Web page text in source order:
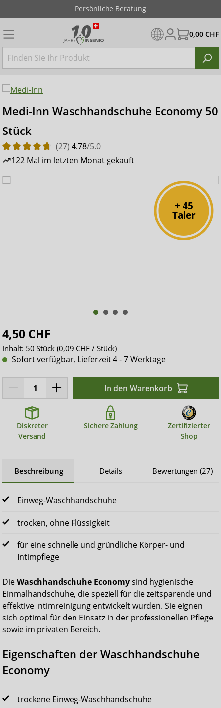
Persönliche Beratung
0,00 CHF
Medi-Inn Waschhandschuhe Economy 50
Stück
(27) 4.78/5.0
122 Mal im letzten Monat gekauft
+ 45
Taler
4,50 CHF
Inhalt: 50 Stück (0,09 CHF / Stück)
Sofort verfügbar, Lieferzeit 4 - 7 Werktage
In den Warenkorb
Diskreter
Versand
Sichere Zahlung
Zertifizierter
Shop
Beschreibung Details Bewertungen (27)
Einweg-Waschhandschuhe
trocken, ohne Flüssigkeit
für eine schnelle und gründliche Körper- und
Intimpflege
DieWaschhandschuhe Economysind hygienische
Einmalhandschuhe, die speziell für die zeitsparende und
effektive Intimreinigung entwickelt wurden. Sie eignen
sich optimal für den Einsatz in der professionellen Pflege
sowie im privaten Bereich.
Eigenschaften der Waschhandschuhe
Economy
trockene Einweg-Waschhandschuhe